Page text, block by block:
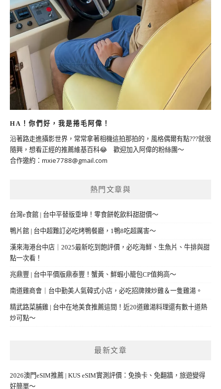
HA！你們好，我是捲毛阿偉！
沿著路走進攝影世界，常常拿著相機這拍那拍的，風格偶爾有點???就很
隨興，想看正經的推薦維基百科😂 歡迎加入阿偉的粉絲團～
合作邀約： mxie7788@gmail.com
熱門文章與
台灣e食館 | 台中平替版垂坤！零食餅乾飲料甜甜價～
鴨片館 | 台中超難訂必吃烤鴨餐廳，1鴨8吃超厲害～
漢來海港台中店｜2025最新吃到飽評價，必吃海鮮、生魚片、牛排與甜
點一次看！
兆鼎豐 | 台中平價版鼎泰豐！蟹黃、鮮蝦小籠包CP值夠高～
南道雞商會｜台中勤美人氣韓式小店，必吃招牌辣炒雞＆一隻雞湯。
精武路菜脯雞 | 台中在地美食推薦這間！近20道雞湯料理還有數十道熱
炒可點～
最新文章
2026澳門eSIM推薦 | KUS eSIM實測評價：免換卡、免翻牆，旅遊變得
好簡單～